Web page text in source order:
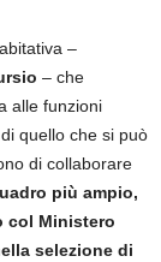
–
– che
alle funzioni
quello che si può
di collaborare
più ampio,
col Ministero
selezione di